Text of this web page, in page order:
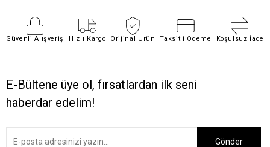
Güvenli Alışveriş Hızlı Kargo Orijinal Ürün Taksitli Ödeme Koşulsuz İade
E-Bültene üye ol, fırsatlardan ilk seni
haberdar edelim!
Gönder